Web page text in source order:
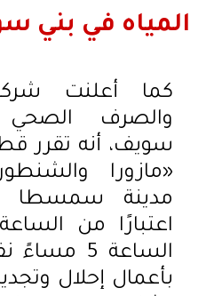
المياه في بني
كما أعلنت
والصرف
سويف، أنه تقرر
«مازورا
مدينة سمسطا
الساعة 5